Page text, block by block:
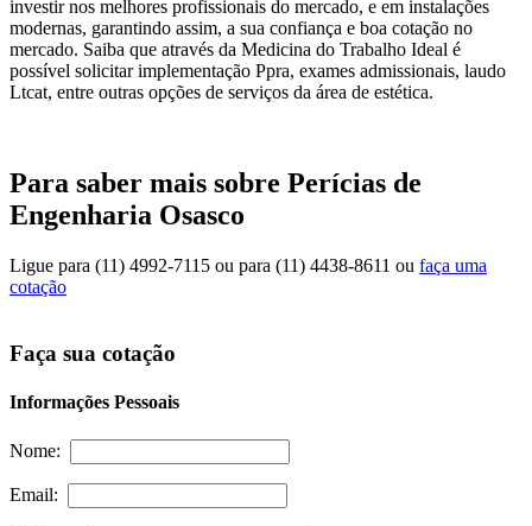
investir nos melhores profissionais do mercado, e em instalações
modernas, garantindo assim, a sua confiança e boa cotação no
mercado. Saiba que através da Medicina do Trabalho Ideal é
possível solicitar implementação Ppra, exames admissionais, laudo
Ltcat, entre outras opções de serviços da área de estética.
Para saber mais sobre Perícias de
Engenharia Osasco
Ligue para (11) 4992-7115 ou para (11) 4438-8611 ou faça uma
cotação
Faça sua cotação
Informações Pessoais
Nome:
Email: